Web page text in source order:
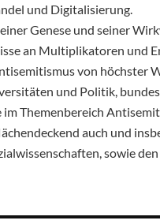
und Digitalisierung.
Genese und seiner
an Multiplikatoren und
von höchster
und Politik,
Themenbereich
auch und
sowie